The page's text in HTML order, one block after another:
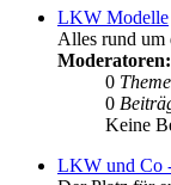
LKW Modelle
Alles rund um
Moderatoren:
0
0
Keine
LKW und Co